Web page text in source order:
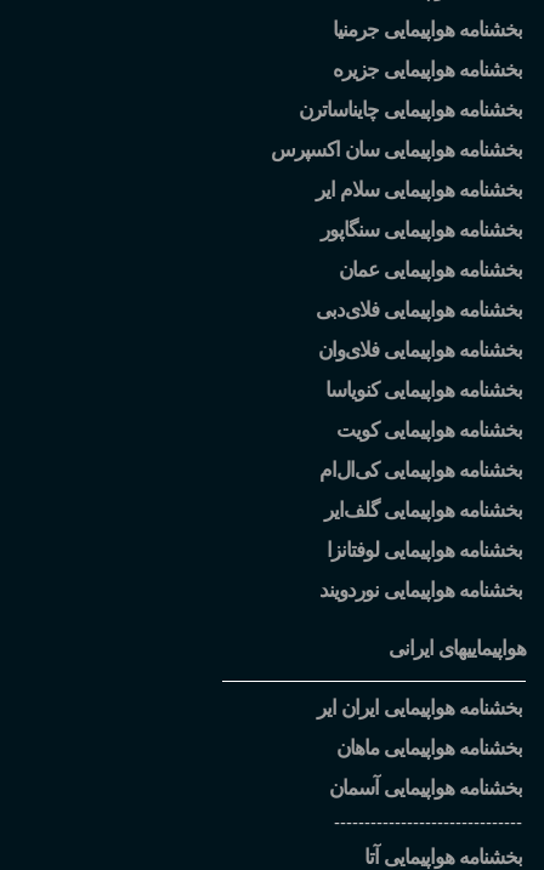
بخشنامه هواپیمایی جرمنیا
بخشنامه هواپیمایی جزیره
بخشنامه هواپیمایی چایناساترن
بخشنامه هواپیمایی سان اکسپرس
بخشنامه هواپیمایی سلام ایر
بخشنامه هواپیمایی سنگاپور
بخشنامه هواپیمایی عمان
بخشنامه هواپیمایی فلایدبی
بخشنامه هواپیمایی فلایوان
بخشنامه هواپیمایی کنویاسا
بخشنامه هواپیمایی کویت
بخشنامه هواپیمایی کی ال ام
بخشنامه هواپیمایی گلف ایر
بخشنامه هواپیمایی لوفتانزا
بخشنامه هواپیمایی نوردویند
هواپیماییهای ایرانی
بخشنامه هواپیمایی ایران ایر
بخشنامه هواپیمایی ماهان
بخشنامه هواپیمایی آسمان
-------------------------------
بخشنامه هواپیمایی آتا